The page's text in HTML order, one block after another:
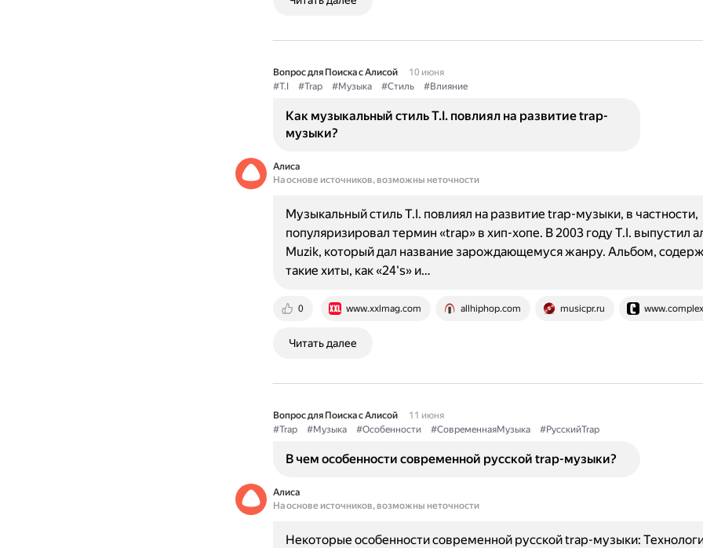
Вопрос для Поиска с Алисой
10 июня
#T.I
#Trap #Музыка #Стиль #Влияние
Как музыкальный стиль T.I. повлиял на развитие trap-
музыки?
Алиса
На основе источников, возможны неточности
0 www.xxlmag.com allhiphop.com musicpr.ru
Музыкальный стиль T.I. повлиял на развитие trap-музыки, в частности,
популяризировал термин «trap» в хип-хопе. В 2003 году T.I. выпустил
Muzik, который дал название зарождающемуся жанру. Альбом,
такие хиты, как «24's» и…
Читать далее
Вопрос для Поиска с Алисой
11 июня
#Trap
#Музыка #Особенности #СовременнаяМузыка #РусскийTrap
В чем особенности современной русской trap-музыки?
Алиса
На основе источников, возможны неточности
Некоторые особенности современной русской trap-музыки: